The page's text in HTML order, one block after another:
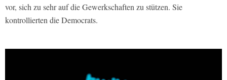
vor, sich zu sehr auf die Gewerkschaften zu stützen. Sie
kontrollierten die Democrats.